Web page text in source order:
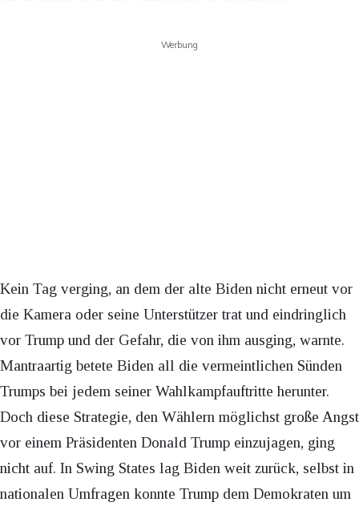
Werbung
Kein Tag verging, an dem der alte Biden nicht erneut vor
die Kamera oder seine Unterstützer trat und eindringlich
vor Trump und der Gefahr, die von ihm ausging, warnte.
Mantraartig betete Biden all die vermeintlichen Sünden
Trumps bei jedem seiner Wahlkampfauftritte herunter.
Doch diese Strategie, den Wählern möglichst große Angst
vor einem Präsidenten Donald Trump einzujagen, ging
nicht auf. In Swing States lag Biden weit zurück, selbst in
nationalen Umfragen konnte Trump dem Demokraten um